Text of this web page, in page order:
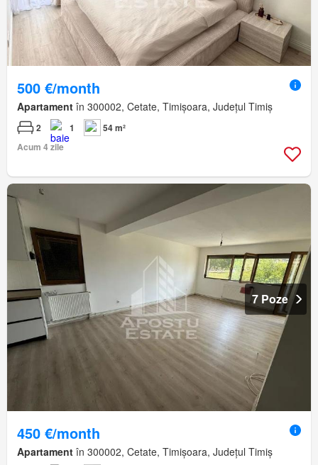
500 €/month
Apartament în 300002, Cetate, Timișoara, Județul Timiș
2 1
54 m²
Acum 4 zile
7 Poze
450 €/month
Apartament în 300002, Cetate, Timișoara, Județul Timiș